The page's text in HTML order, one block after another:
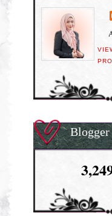
Blogger